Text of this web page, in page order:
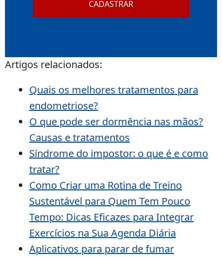
CADASTRAR
Artigos relacionados:
Quais os melhores tratamentos para
endometriose?
O que pode ser dormência nas mãos?
Causas e tratamentos
Síndrome do impostor: o que é e como
tratar?
Como Criar uma Rotina de Treino
Sustentável para Quem Tem Pouco
Tempo: Dicas Eficazes para Integrar
Exercícios na Sua Agenda Diária
Aplicativos para parar de fumar